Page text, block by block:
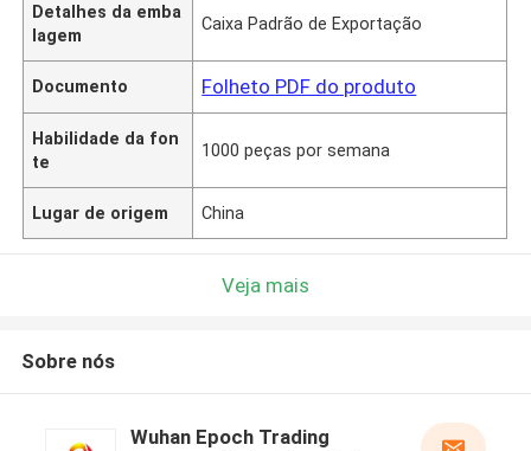
Detalhes da emba
lagem
Caixa Padrão de Exportação
Documento Folheto PDF do produto
Habilidade da fon
te
1000 peças por semana
Lugar de origem China
Veja mais
Sobre nós
Wuhan Epoch Trading